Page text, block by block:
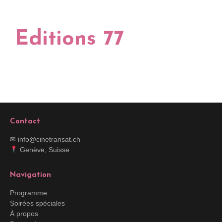
Editions 77
Contact
✉ info@cinetransat.ch
Genève, Suisse
Navigation
Programme
Soirées spéciales
À propos